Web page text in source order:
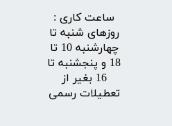
​ساعت کاری :
روزهای شنبه تا
چهارشنبه 10 تا
18 و پنجشنبه تا
16 بغیر از
تعطیلات رسمی